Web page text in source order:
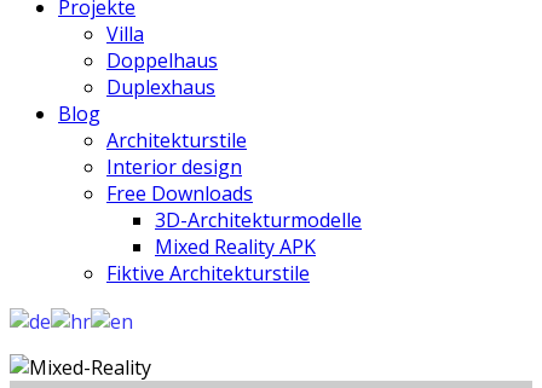
Projekte
Villa
Doppelhaus
Duplexhaus
Blog
Architekturstile
Interior design
Free Downloads
3D-Architekturmodelle
Mixed Reality APK
Fiktive Architekturstile